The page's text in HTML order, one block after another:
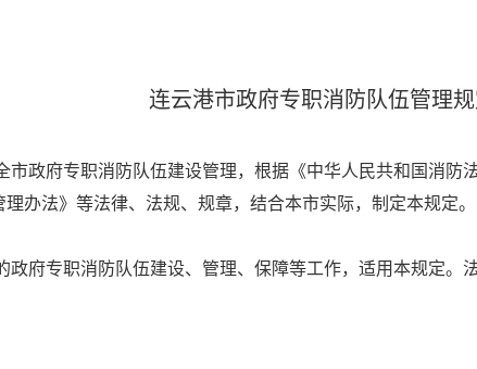
连云港市政府专职消防队伍管理
市政府专职消防队伍建设管理，根据《中华人民共和国消防
办法》等法律、法规、规章，结合本市实际，制定本规定。
政府专职消防队伍建设、管理、保障等工作，适用本规定。